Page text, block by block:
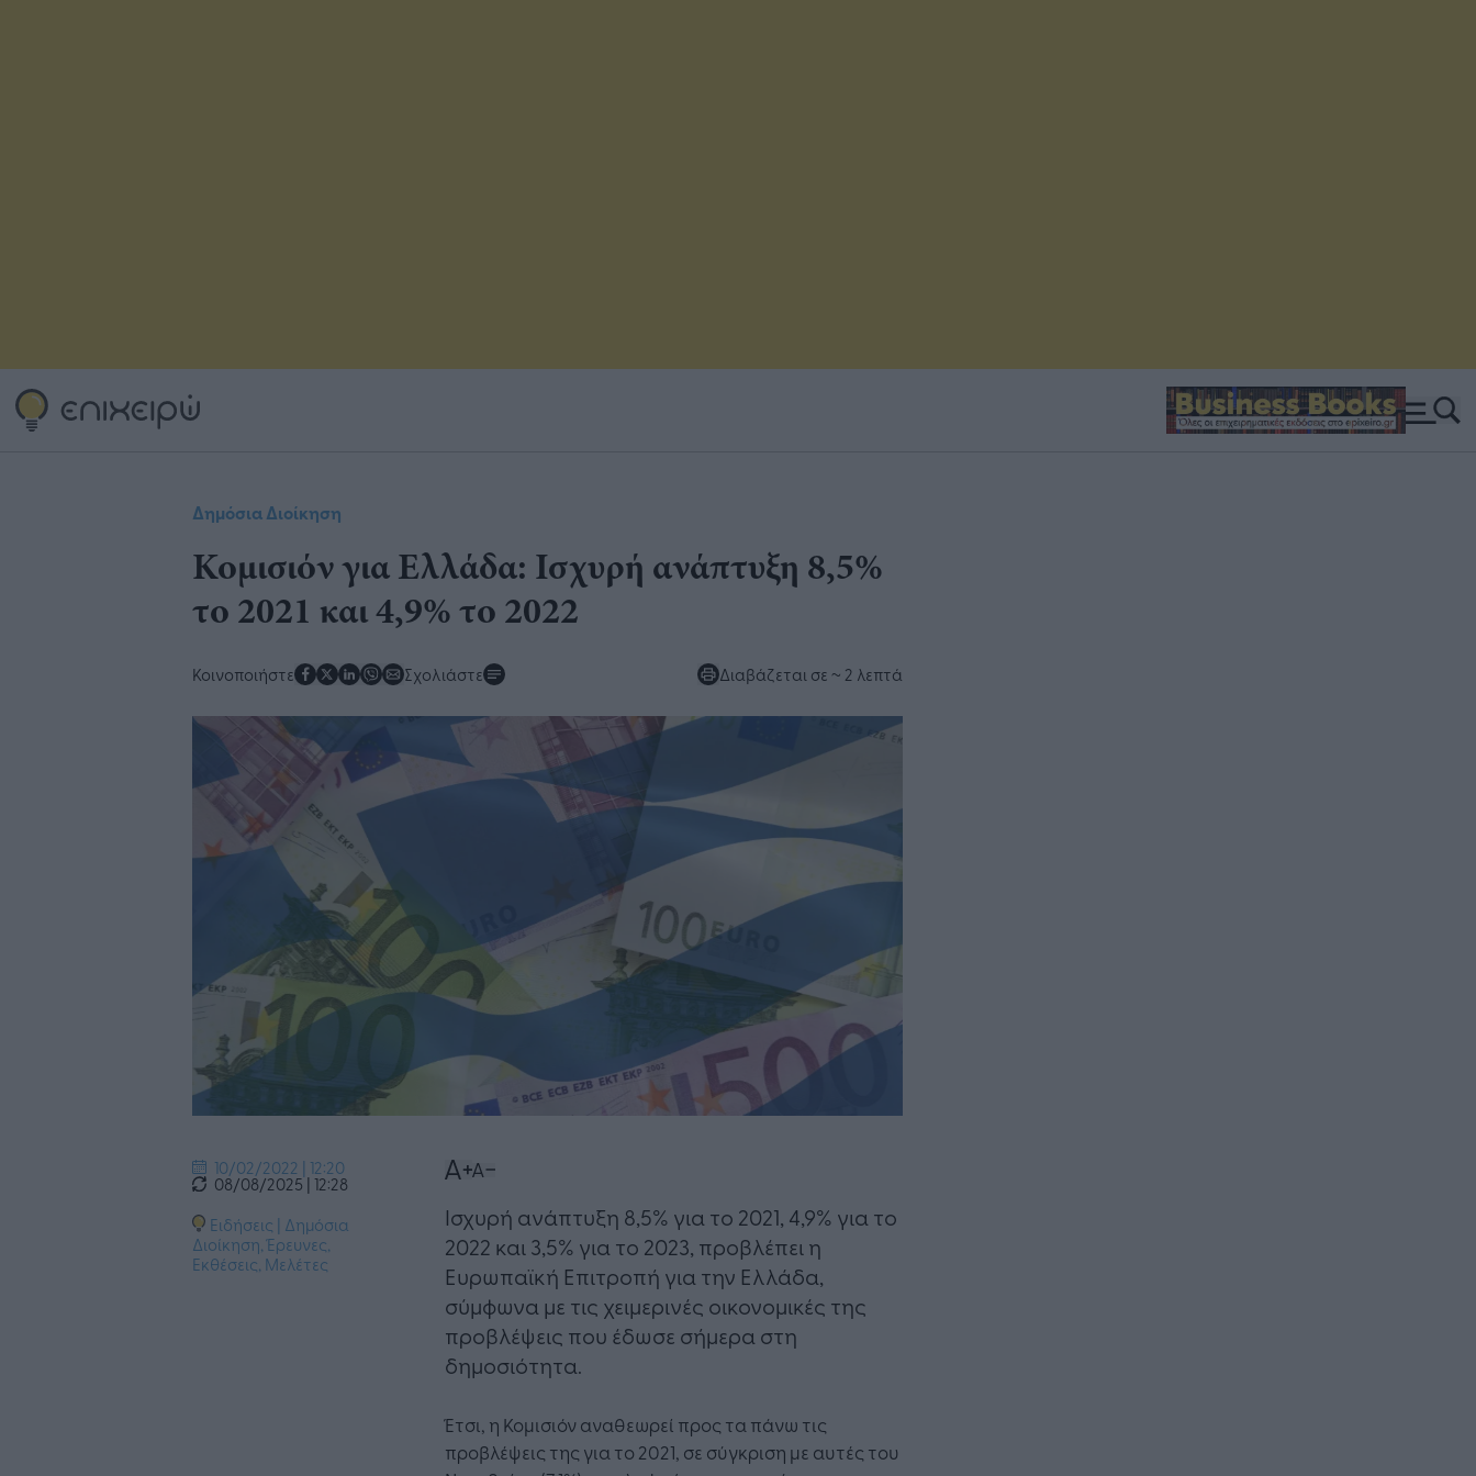
Δημόσια Διοίκηση
Κομισιόν για Ελλάδα: Ισχυρή ανάπτυξη 8,5%
το 2021 και 4,9% το 2022
Κοινοποιήστε Σχολιάστε Διαβάζεται σε ~ 2 λεπτά
10/02/2022 | 12:20
08/08/2025 | 12:28
Ειδήσεις | Δημόσια
Διοίκηση,Έρευνες,
Εκθέσεις, Μελέτες
Ισχυρή ανάπτυξη 8,5% για το 2021, 4,9% για το
2022 και 3,5% για το 2023, προβλέπει η
Ευρωπαϊκή Επιτροπή για την Ελλάδα,
σύμφωνα με τις χειμερινές οικονομικές της
προβλέψεις που έδωσε σήμερα στη
δημοσιότητα.
Έτσι, η Κομισιόν αναθεωρεί προς τα πάνω τις
προβλέψεις της για το 2021, σε σύγκριση με αυτές του